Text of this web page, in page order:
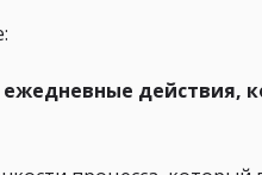
действия,